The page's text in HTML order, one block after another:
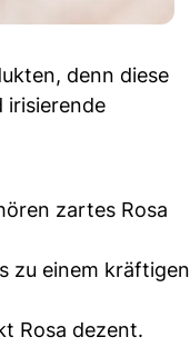
denn diese
irisierende
zartes Rosa
zu einem kräftigen
Rosa dezent.